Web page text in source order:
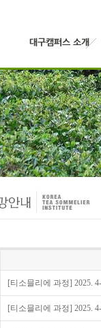
[티소믈리에 과정] 2025.
[티소믈리에 과정] 2025.